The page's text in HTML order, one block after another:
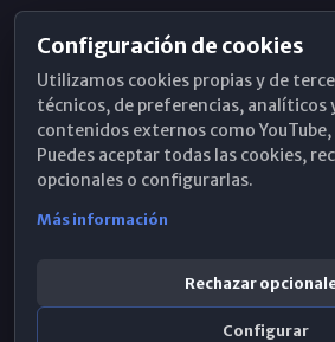
Horarios de Misa
Hemeroteca
WhatsApp
Configuración de cookies
Utilizamos cookies propias y de
técnicos, de preferencias, analíticos
contenidos externos como
Puedes aceptar todas las cookies,
opcionales o configurarlas.
Más información
Rechazar
Configurar